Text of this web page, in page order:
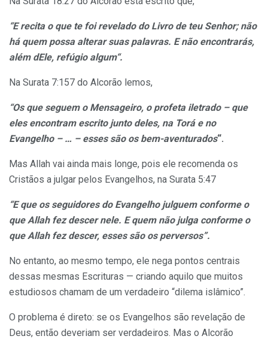
“E recita o que te foi revelado do Livro de teu Senhor; não
há quem possa alterar suas palavras. E não encontrarás,
além dEle, refúgio algum“.
Na Surata 7:157 do Alcorão lemos,
“Os que seguem o Mensageiro, o profeta iletrado – que
eles encontram escrito junto deles, na Torá e no
Evangelho – … – esses são os bem-aventurados“.
Mas Allah vai ainda mais longe, pois ele recomenda os
Cristãos a julgar pelos Evangelhos, na Surata 5:47
“E que os seguidores do Evangelho julguem conforme o
que Allah fez descer nele. E quem não julga conforme o
que Allah fez descer, esses são os perversos”.
No entanto, ao mesmo tempo, ele nega pontos centrais
dessas mesmas Escrituras — criando aquilo que muitos
estudiosos chamam de um verdadeiro “dilema islâmico”.
O problema é direto: se os Evangelhos são revelação de
Deus, então deveriam ser verdadeiros. Mas o Alcorão